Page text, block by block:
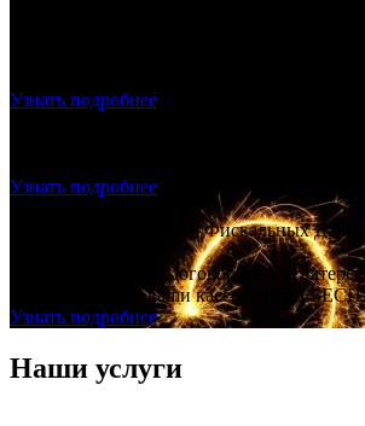
Узнать подробнее
Узнать подробнее
Договор с Оператором Фискальных
Заключаете с нами договор на
подключаем все ваши кассы к ОФД
Узнать подробнее
Наши услуги